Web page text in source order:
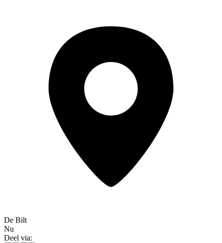
De Bilt
Nu
Deel via: